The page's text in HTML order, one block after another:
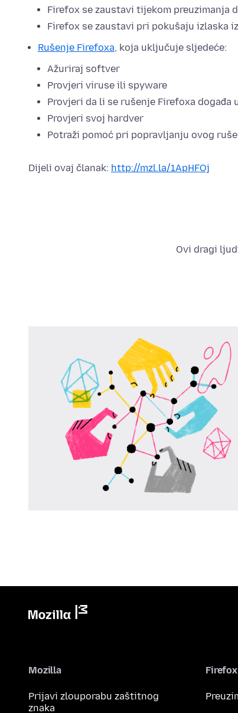
Firefox se zaustavi tijekom preuzimanja
Firefox se zaustavi pri pokušaju izlaska
Rušenje Firefoxa, koja uključuje sljedeće:
Ažuriraj softver
Provjeri viruse ili spyware
Provjeri da li se rušenje Firefoxa događa
Provjeri svoj hardver
Potraži pomoć pri popravljanju ovog
Dijeli ovaj članak: http://mzl.la/1ApHFOj
Ovi dragi
Mozilla
Prijavi zlouporabu zaštitnog
znaka
Firefox